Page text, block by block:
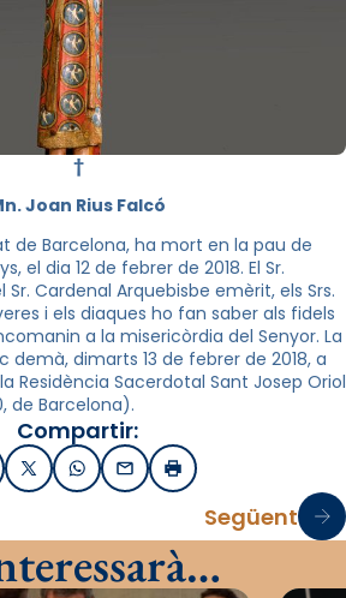
†
Joan Rius Falcó
de Barcelona, ha mort en la pau de
el dia 12 de febrer de 2018. El Sr.
Cardenal Arquebisbe emèrit, els Srs.
i els diaques ho fan saber als fidels
a la misericòrdia del Senyor. La
demà, dimarts 13 de febrer de 2018, a
Residència Sacerdotal Sant Josep Oriol
de Barcelona).
Compartir:
X / TwitterWhatsApp
EmailImprimir
Següent